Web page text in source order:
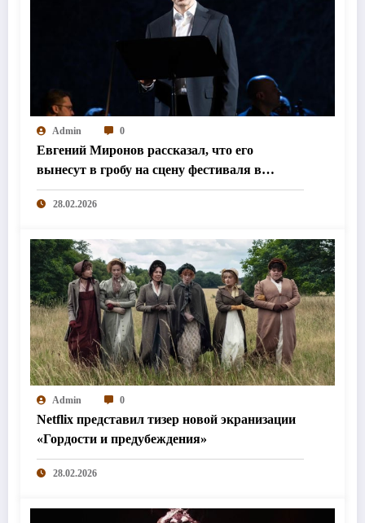
Admin 0
Евгений Миронов рассказал, что его
вынесут в гробу на сцену фестиваля в
Колумбии
28.02.2026
Admin 0
Netflix представил тизер новой экранизации
«Гордости и предубеждения»
28.02.2026